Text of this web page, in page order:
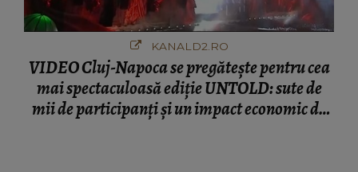
KANALD2.RO
VIDEO Cluj-Napoca se pregătește pentru cea
mai spectaculoasă ediție UNTOLD: sute de
mii de participanți și un impact economic de